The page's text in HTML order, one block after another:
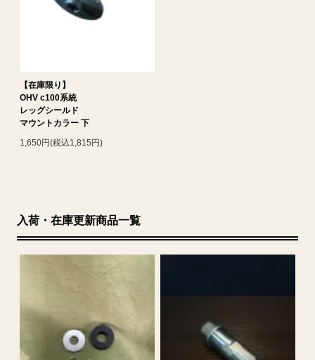
【在庫限り】
OHV c100系統
レッグシールド
マウントカラー 下
1,650円(税込1,815円)
入荷・在庫更新商品一覧